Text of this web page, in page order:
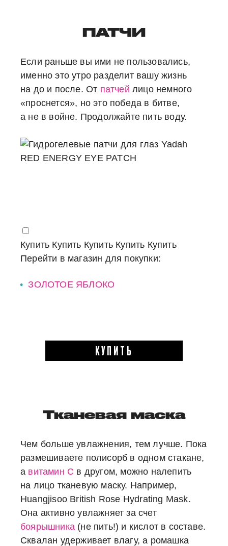
ПАТЧИ
Если раньше вы ими не пользовались,
именно это утро разделит вашу жизнь
на до и после. От патчей лицо немного
«проснется», но это победа в битве,
а не в войне. Продолжайте пить воду.
Купить Купить Купить Купить Купить
Перейти в магазин для покупки:
ЗОЛОТОЕ ЯБЛОКО
КУПИТЬ
Тканевая маска
Чем больше увлажнения, тем лучше. Пока
размешиваете полисорб в одном стакане,
а витамин С в другом, можно налепить
на лицо тканевую маску. Например,
Huangjisoo British Rose Hydrating Mask.
Она активно увлажняет за счет
боярышника (не пить!) и кислот в составе.
Сквалан удерживает влагу, а ромашка